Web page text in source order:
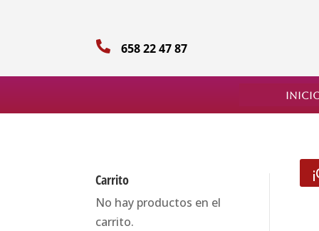
 658 22 47 87
Carrito
No hay productos en el
carrito.